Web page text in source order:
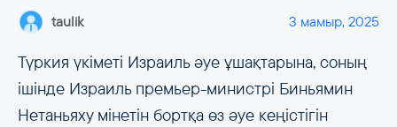
taulik 3 мамыр, 2025
Түркия үкіметі Израиль әуе ұшақтарына, соның
ішінде Израиль премьер-министрі Биньямин
Нетаньяху мінетін бортқа өз әуе кеңістігін